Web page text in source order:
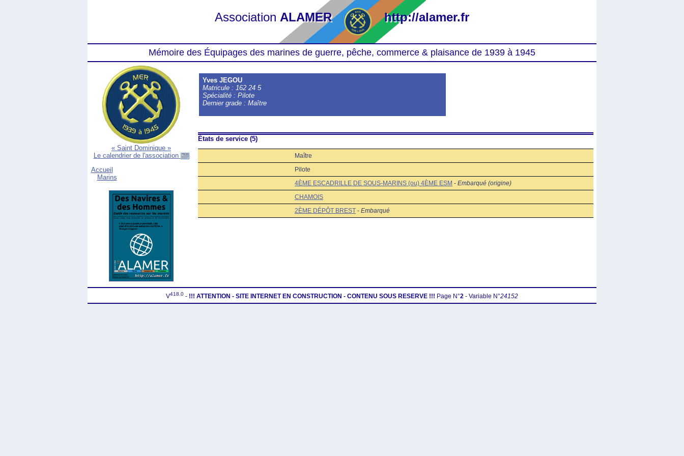
Association ALAMER http://alamer.fr
Mémoire des Équipages des marines de guerre, pêche, commerce & plaisance de 1939 à 1945
« Saint Dominique »
Le calendrier de l'association
Accueil
Marins
Yves JEGOU
Matricule : 162 24 5
Spécialité : Pilote
Dernier grade : Maître
États de service (5)
Maître
Pilote
4ÈME ESCADRILLE DE SOUS-MARINS (ou) 4ÈME ESM - Embarqué (origine)
CHAMOIS
2ÈME DÉPÔT BREST - Embarqué
V418.0 - !!! ATTENTION - SITE INTERNET EN CONSTRUCTION - CONTENU SOUS RESERVE !!! Page N°2 - Variable N°24152